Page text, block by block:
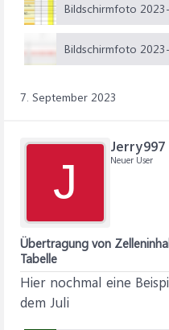
Bildschirm­foto
7. September 2023
J
Jerry997
Neuer User
Übertragung von
Tabelle
Hier nochmal eine
dem Juli